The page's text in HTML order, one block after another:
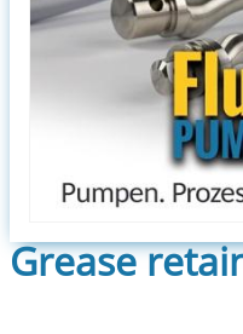
Grease